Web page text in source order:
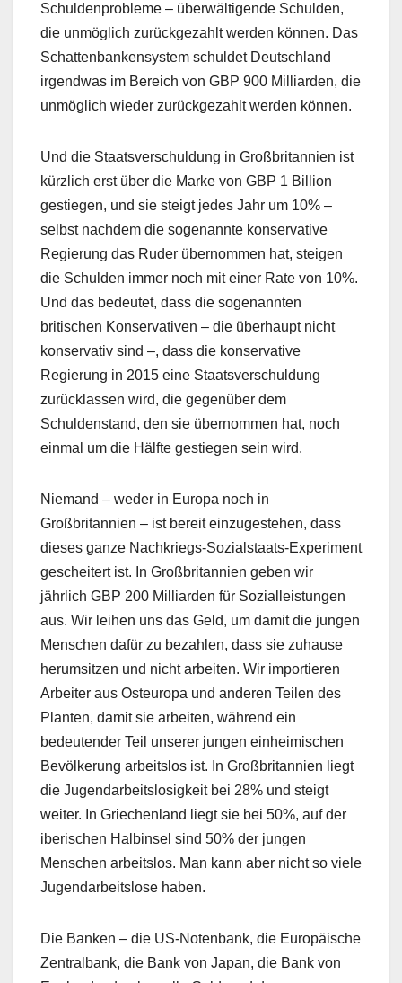
Schuldenprobleme – überwältigende Schulden,
die unmöglich zurückgezahlt werden können. Das
Schattenbankensystem schuldet Deutschland
irgendwas im Bereich von GBP 900 Milliarden, die
unmöglich wieder zurückgezahlt werden können.
Und die Staatsverschuldung in Großbritannien ist
kürzlich erst über die Marke von GBP 1 Billion
gestiegen, und sie steigt jedes Jahr um 10% –
selbst nachdem die sogenannte konservative
Regierung das Ruder übernommen hat, steigen
die Schulden immer noch mit einer Rate von 10%.
Und das bedeutet, dass die sogenannten
britischen Konservativen – die überhaupt nicht
konservativ sind –, dass die konservative
Regierung in 2015 eine Staatsverschuldung
zurücklassen wird, die gegenüber dem
Schuldenstand, den sie übernommen hat, noch
einmal um die Hälfte gestiegen sein wird.
Niemand – weder in Europa noch in
Großbritannien – ist bereit einzugestehen, dass
dieses ganze Nachkriegs-Sozialstaats-Experiment
gescheitert ist. In Großbritannien geben wir
jährlich GBP 200 Milliarden für Sozialleistungen
aus. Wir leihen uns das Geld, um damit die jungen
Menschen dafür zu bezahlen, dass sie zuhause
herumsitzen und nicht arbeiten. Wir importieren
Arbeiter aus Osteuropa und anderen Teilen des
Planten, damit sie arbeiten, während ein
bedeutender Teil unserer jungen einheimischen
Bevölkerung arbeitslos ist. In Großbritannien liegt
die Jugendarbeitslosigkeit bei 28% und steigt
weiter. In Griechenland liegt sie bei 50%, auf der
iberischen Halbinsel sind 50% der jungen
Menschen arbeitslos. Man kann aber nicht so viele
Jugendarbeitslose haben.
Die Banken – die US-Notenbank, die Europäische
Zentralbank, die Bank von Japan, die Bank von